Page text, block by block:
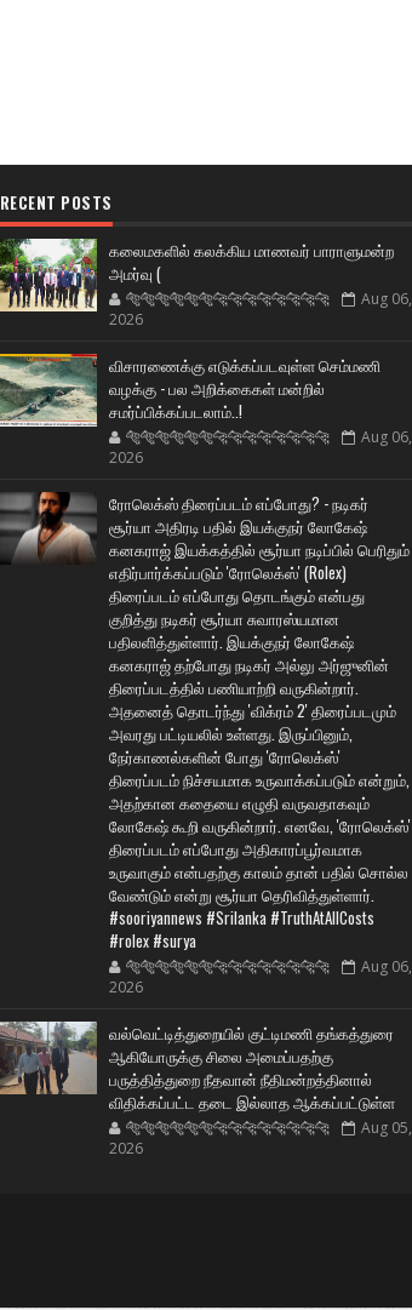
RECENT POSTS
கலைமகளில் கலக்கிய மாணவர் பாராளுமன்ற
அமர்வு (
🐅🐅🐅🐅🐅🐅🐆🐆🐆🐆🐆🐆🐆🐆
Aug 06,
2026
விசாரணைக்கு எடுக்கப்படவுள்ள செம்மணி
வழக்கு - பல அறிக்கைகள் மன்றில்
சமர்ப்பிக்கப்படலாம்..!
🐅🐅🐅🐅🐅🐅🐆🐆🐆🐆🐆🐆🐆🐆
Aug 06,
2026
ரோலெக்ஸ் திரைப்படம் எப்போது? - நடிகர்
சூர்யா அதிரடி பதில் இயக்குநர் லோகேஷ்
கனகராஜ் இயக்கத்தில் சூர்யா நடிப்பில் பெரிதும்
எதிர்பார்க்கப்படும் 'ரோலெக்ஸ்' (Rolex)
திரைப்படம் எப்போது தொடங்கும் என்பது
குறித்து நடிகர் சூர்யா சுவாரஸ்யமான
பதிலளித்துள்ளார். இயக்குநர் லோகேஷ்
கனகராஜ் தற்போது நடிகர் அல்லு அர்ஜுனின்
திரைப்படத்தில் பணியாற்றி வருகின்றார்.
அதனைத் தொடர்ந்து 'விக்ரம் 2' திரைப்படமும்
அவரது பட்டியலில் உள்ளது. இருப்பினும்,
நேர்காணல்களின் போது 'ரோலெக்ஸ்'
திரைப்படம் நிச்சயமாக உருவாக்கப்படும் என்றும்,
அதற்கான கதையை எழுதி வருவதாகவும்
லோகேஷ் கூறி வருகின்றார். எனவே, 'ரோலெக்ஸ்'
திரைப்படம் எப்போது அதிகாரப்பூர்வமாக
உருவாகும் என்பதற்கு காலம் தான் பதில் சொல்ல
வேண்டும் என்று சூர்யா தெரிவித்துள்ளார்.
#sooriyannews #Srilanka #TruthAtAllCosts
#rolex #surya
🐅🐅🐅🐅🐅🐅🐆🐆🐆🐆🐆🐆🐆🐆
Aug 06,
2026
வல்வெட்டித்துறையில் குட்டிமணி தங்கத்துரை
ஆகியோருக்கு சிலை அமைப்பதற்கு
பருத்தித்துறை நீதவான் நீதிமன்றத்தினால்
விதிக்கப்பட்ட தடை இல்லாத ஆக்கப்பட்டுள்ள
🐅🐅🐅🐅🐅🐅🐆🐆🐆🐆🐆🐆🐆🐆
Aug 05,
2026